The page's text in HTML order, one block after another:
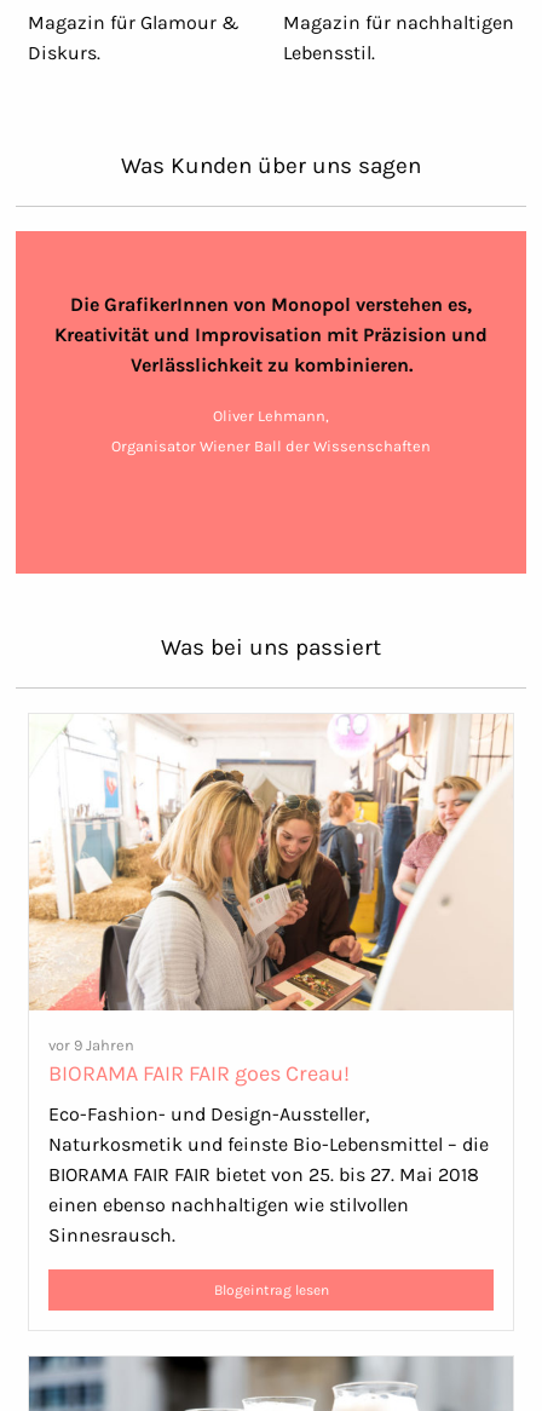
Magazin für Glamour &
Diskurs.
Magazin für nachhaltigen
Lebensstil.
Was Kunden über uns sagen
Die GrafikerInnen von Monopol verstehen es,
Kreativität und Improvisation mit Präzision und
Verlässlichkeit zu kombinieren.
Oliver Lehmann,
Organisator Wiener Ball der Wissenschaften
Was bei uns passiert
vor 9 Jahren
BIORAMA FAIR FAIR goes Creau!
Eco-Fashion- und Design-Aussteller,
Naturkosmetik und feinste Bio-Lebensmittel – die
BIORAMA FAIR FAIR bietet von 25. bis 27. Mai 2018
einen ebenso nachhaltigen wie stilvollen
Sinnesrausch.
Blogeintrag lesen